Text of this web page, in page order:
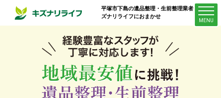
平塚市下島の遺品整理・生前整理業者はキ
ズナリライフにおまかせ